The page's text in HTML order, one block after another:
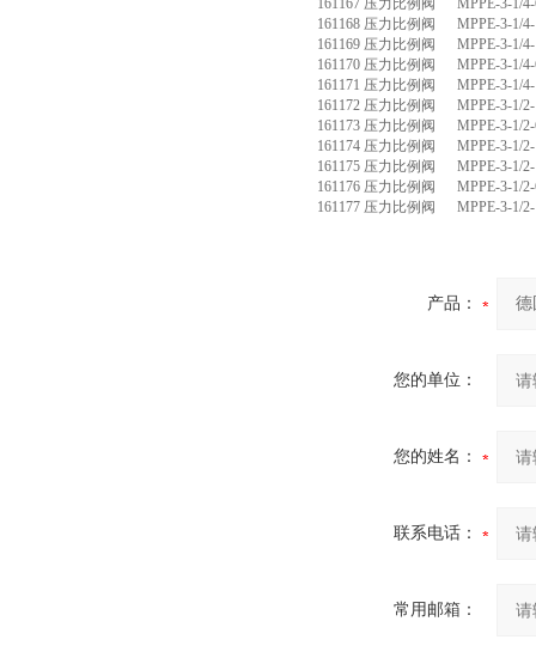
161167 压力比例阀 MPPE-3-1/4-
161168 压力比例阀 MPPE-3-1/4-
161169 压力比例阀 MPPE-3-1/4-
161170 压力比例阀 MPPE-3-1/4-
161171 压力比例阀 MPPE-3-1/4-
161172 压力比例阀 MPPE-3-1/2-
161173 压力比例阀 MPPE-3-1/2-
161174 压力比例阀 MPPE-3-1/2-
161175 压力比例阀 MPPE-3-1/2-
161176 压力比例阀 MPPE-3-1/2-
161177 压力比例阀 MPPE-3-1/2-
产品：
您的单位：
您的姓名：
联系电话：
常用邮箱：